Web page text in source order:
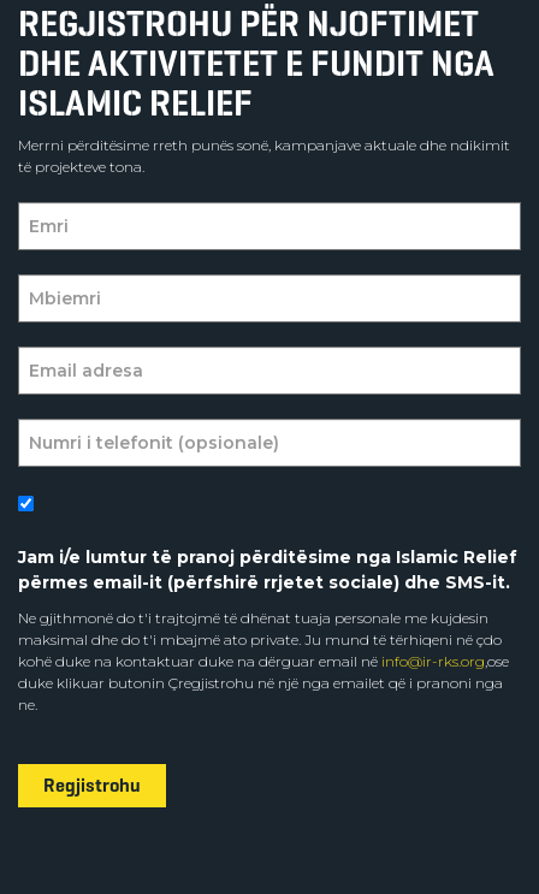
REGJISTROHU PËR NJOFTIMET
DHE AKTIVITETET E FUNDIT NGA
ISLAMIC RELIEF
Merrni përditësime rreth punës sonë, kampanjave aktuale dhe ndikimit
të projekteve tona.
Jam i/e lumtur të pranoj përditësime nga Islamic Relief
përmes email-it (përfshirë rrjetet sociale) dhe SMS-it.
Ne gjithmonë do t'i trajtojmë të dhënat tuaja personale me kujdesin
maksimal dhe do t'i mbajmë ato private. Ju mund të tërhiqeni në çdo
kohë duke na kontaktuar duke na dërguar email në info@ir-rks.org,ose
duke klikuar butonin Çregjistrohu në një nga emailet që i pranoni nga
ne.
Regjistrohu